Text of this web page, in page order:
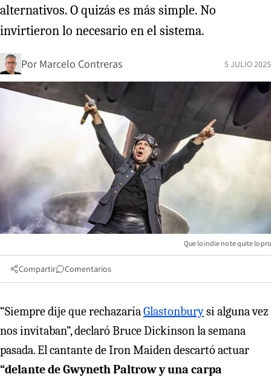
alternativos. O quizás es más simple. No
invirtieron lo necesario en el sistema.
Por Marcelo Contreras 5 JULIO 2025
Que lo indie no te quite lo pro
Compartir Comentarios
“Siempre dije que rechazaríaGlastonburysi alguna vez
nos invitaban”, declaró Bruce Dickinson la semana
pasada. El cantante de Iron Maiden descartó actuar
“delante de Gwyneth Paltrow y una carpa